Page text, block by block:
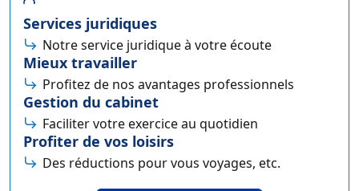
Services juridiques
Notre service juridique à votre écoute
Mieux travailler
Profitez de nos avantages professionnels
Gestion du cabinet
Faciliter votre exercice au quotidien
Profiter de vos loisirs
Des réductions pour vous voyages, etc.